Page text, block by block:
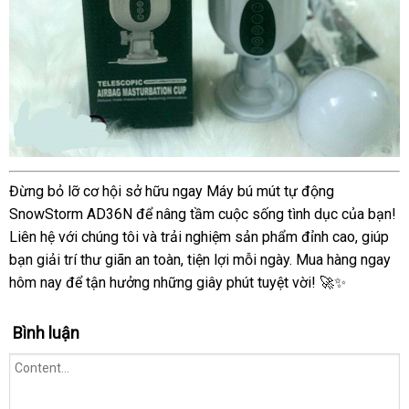
Máy
sữa
SnowStorm
AD36N
tự
hút
kích
Đừng bỏ lỡ cơ hội sở hữu ngay Máy bú mút tự động
SnowStorm AD36N để nâng tầm cuộc sống tình dục của bạn!
Liên hệ với chúng tôi và trải nghiệm sản phẩm đỉnh cao, giúp
bạn giải trí thư giãn an toàn, tiện lợi mỗi ngày. Mua hàng ngay
hôm nay để tận hưởng những giây phút tuyệt vời! 🚀✨
Bình luận